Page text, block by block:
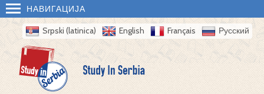
НАВИГАЦИЈА
Srpski (latinica) English Français Русский